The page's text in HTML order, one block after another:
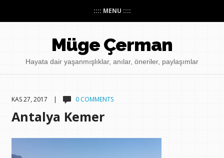
:::: MENU ::::
Müge Çerman
Hayata dair yaşanmışlıklar, anılar, öneriler, paylaşımlar
KAS 27, 2017 | 0 COMMENTS
Antalya Kemer